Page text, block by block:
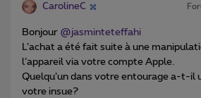
CarolineC
Bonjour @jasminteteffahi
L’achat a été fait suite à une
l’appareil via votre compte Apple.
Quelqu’un dans votre entourage a-t-il
votre insue?